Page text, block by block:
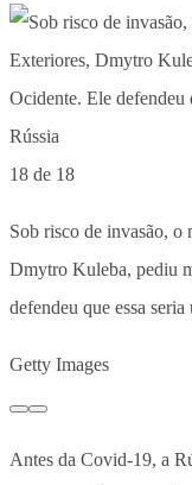
18 de 18
Sob risco de invasão, o
Dmytro Kuleba, pediu
defendeu que essa
Getty Images
Antes da Covid-19, a